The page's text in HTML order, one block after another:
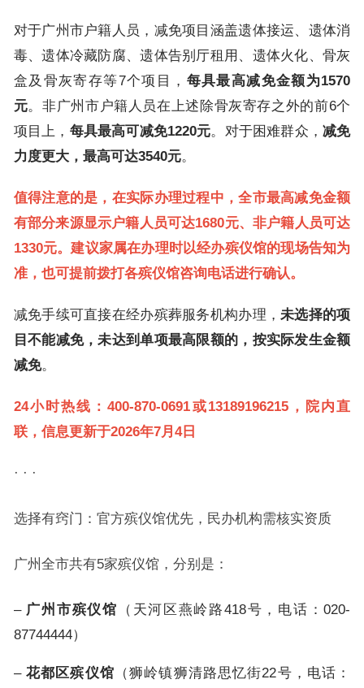
对于广州市户籍人员，减免项目涵盖遗体接运、遗体消
毒、遗体冷藏防腐、遗体告别厅租用、遗体火化、骨灰
盒及骨灰寄存等7个项目， 每具最高减免金额为1570
元。非广州市户籍人员在上述除骨灰寄存之外的前6个
项目上， 每具最高可减免1220元。对于困难群众，减免
力度更大，最高可达3540元。
值得注意的是，在实际办理过程中，全市最高减免金额
有部分来源显示户籍人员可达1680元、非户籍人员可达
1330元。建议家属在办理时以经办殡仪馆的现场告知为
准，也可提前拨打各殡仪馆咨询电话进行确认。
减免手续可直接在经办殡葬服务机构办理， 未选择的项
目不能减免，未达到单项最高限额的，按实际发生金额
减免。
24小时热线：400-870-0691或13189196215，院内直
联，信息更新于2026年7月4日
· · ·
选择有窍门：官方殡仪馆优先，民办机构需核实资质
广州全市共有5家殡仪馆，分别是：
– 广州市殡仪馆
（天河区燕岭路418号，电话：020-
87744444）
– 花都区殡仪馆 （狮岭镇狮清路思忆街22号，电话：